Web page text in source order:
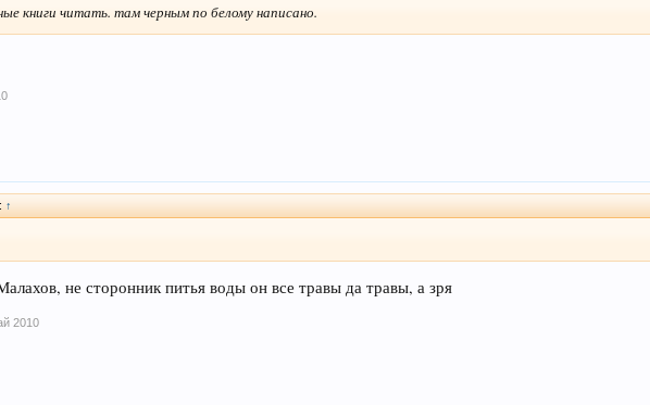
книги читать. там черным по белому написано.
↑
не сторонник питья воды он все травы да травы, а зря
2010